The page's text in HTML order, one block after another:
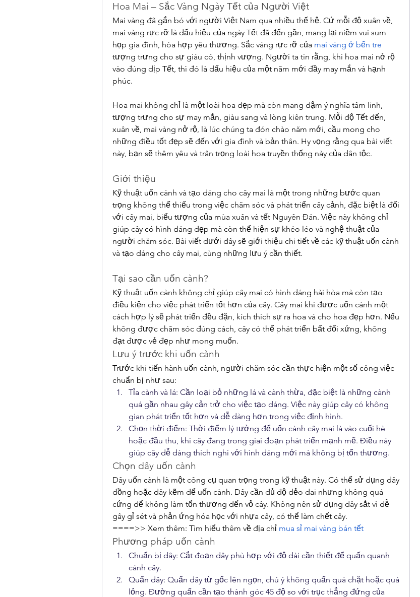
Hoa Mai – Sắc Vàng Ngày Tết của Người Việt
Mai vàng đã gắn bó với người Việt Nam qua nhiều thế hệ. Cứ mỗi độ xuân về,
mai vàng rực rỡ là dấu hiệu của ngày Tết đã đến gần, mang lại niềm vui sum
họp gia đình, hòa hợp yêu thương. Sắc vàng rực rỡ của mai vàng ở bến tre
tượng trưng cho sự giàu có, thịnh vượng. Người ta tin rằng, khi hoa mai nở rộ
vào đúng dịp Tết, thì đó là dấu hiệu của một năm mới đầy may mắn và hạnh
phúc.
Hoa mai không chỉ là một loài hoa đẹp mà còn mang đậm ý nghĩa tâm linh,
tượng trưng cho sự may mắn, giàu sang và lòng kiên trung. Mỗi độ Tết đến,
xuân về, mai vàng nở rộ, là lúc chúng ta đón chào năm mới, cầu mong cho
những điều tốt đẹp sẽ đến với gia đình và bản thân. Hy vọng rằng qua bài viết
này, bạn sẽ thêm yêu và trân trọng loài hoa truyền thống này của dân tộc.
Giới thiệu
Kỹ thuật uốn cành và tạo dáng cho cây mai là một trong những bước quan
trọng không thể thiếu trong việc chăm sóc và phát triển cây cảnh, đặc biệt là đối
với cây mai, biểu tượng của mùa xuân và tết Nguyên Đán. Việc này không chỉ
giúp cây có hình dáng đẹp mà còn thể hiện sự khéo léo và nghệ thuật của
người chăm sóc. Bài viết dưới đây sẽ giới thiệu chi tiết về các kỹ thuật uốn cành
và tạo dáng cho cây mai, cùng những lưu ý cần thiết.
Tại sao cần uốn cành?
Kỹ thuật uốn cành không chỉ giúp cây mai có hình dáng hài hòa mà còn tạo
điều kiện cho việc phát triển tốt hơn của cây. Cây mai khi được uốn cành một
cách hợp lý sẽ phát triển đều đặn, kích thích sự ra hoa và cho hoa đẹp hơn. Nếu
không được chăm sóc đúng cách, cây có thể phát triển bất đối xứng, không
đạt được vẻ đẹp như mong muốn.
Lưu ý trước khi uốn cành
Trước khi tiến hành uốn cành, người chăm sóc cần thực hiện một số công việc
chuẩn bị như sau:
Tỉa cành và lá: Cần loại bỏ những lá và cành thừa, đặc biệt là những cành
quá gần nhau gây cản trở cho việc tạo dáng. Việc này giúp cây có không
gian phát triển tốt hơn và dễ dàng hơn trong việc định hình.
Chọn thời điểm: Thời điểm lý tưởng để uốn cành cây mai là vào cuối hè
hoặc đầu thu, khi cây đang trong giai đoạn phát triển mạnh mẽ. Điều này
giúp cây dễ dàng thích nghi với hình dáng mới mà không bị tổn thương.
Chọn dây uốn cành
Dây uốn cành là một công cụ quan trọng trong kỹ thuật này. Có thể sử dụng dây
đồng hoặc dây kẽm để uốn cành. Dây cần đủ độ dẻo dai nhưng không quá
cứng để không làm tổn thương đến vỏ cây. Không nên sử dụng dây sắt vì dễ
gây gỉ sét và phản ứng hóa học với nhựa cây, có thể làm chết cây.
====>> Xem thêm: Tìm hiểu thêm về địa chỉ mua sỉ mai vàng bán tết
Phương pháp uốn cành
Chuẩn bị dây: Cắt đoạn dây phù hợp với độ dài cần thiết để quấn quanh
cành cây.
Quấn dây: Quấn dây từ gốc lên ngọn, chú ý không quấn quá chặt hoặc quá
lỏng. Đường quấn cần tạo thành góc 45 độ so với trục thẳng đứng của